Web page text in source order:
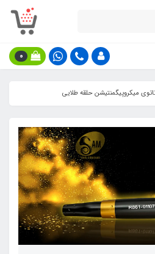
0
میکروپیگمنتیشن حلقه طلایی